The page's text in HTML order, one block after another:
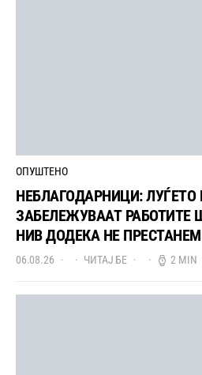
ОПУШТЕНО
НЕБЛАГОДАРНИЦИ: ЛУЃЕТО
ЗАБЕЛЕЖУВААТ РАБОТИТЕ
НИВ ДОДЕКА НЕ
06.08.26 ЧИТАЈ БЕ 2 MIN